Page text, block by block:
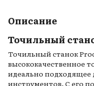
Описание
Точильный
Точильный станок
высококачественное
идеально подходящее
инструментов. С его